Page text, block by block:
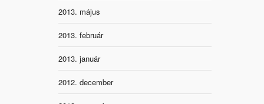
2013. május
2013. február
2013. január
2012. december